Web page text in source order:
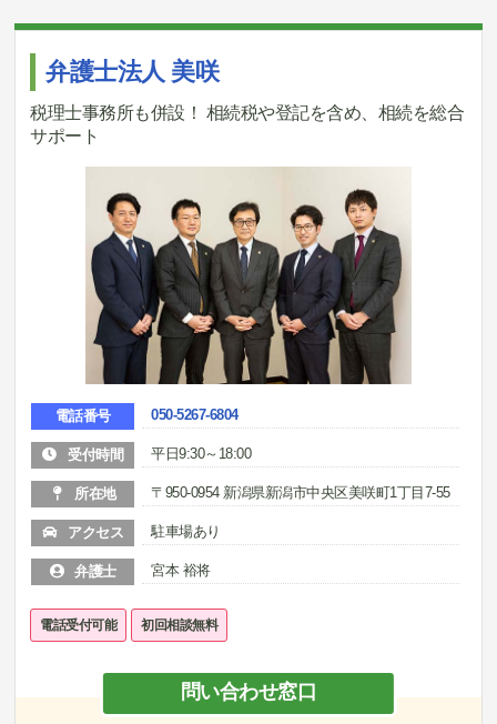
弁護士法人 美咲
税理士事務所も併設！ 相続税や登記を含め、相続を総合
サポート
電話番号 050-5267-6804
受付時間 平日9:30～18:00
所在地 〒950-0954 新潟県新潟市中央区美咲町1丁目7-55
アクセス 駐車場あり
弁護士 宮本 裕将
電話受付可能 初回相談無料
問い合わせ窓口